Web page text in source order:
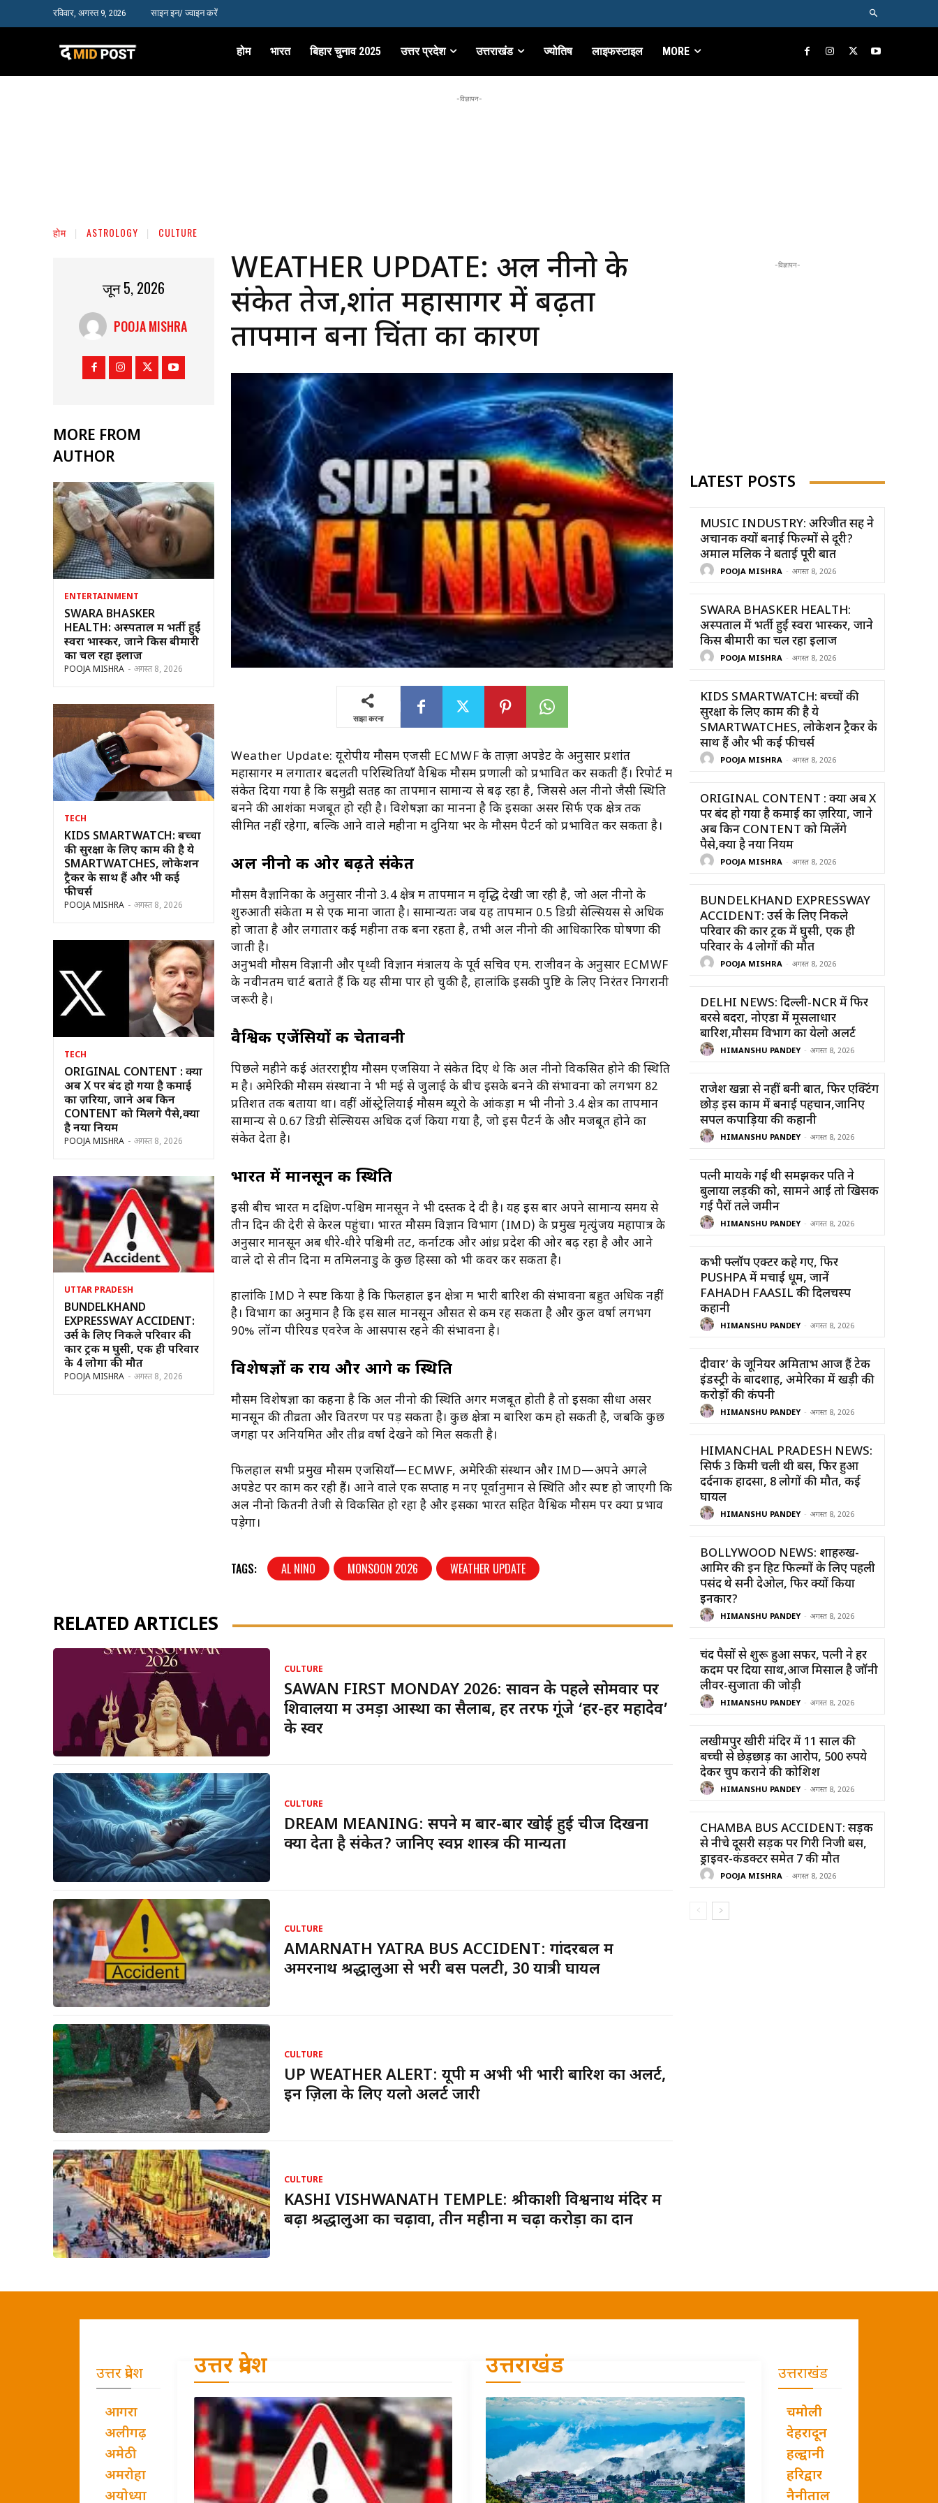
रविवार, अगस्त 9, 2026 साइन इन/ ज्वाइन करें
होम भारत बिहार चुनाव 2025 उत्तर प्रदेश उत्तराखंड ज्योतिष लाइफस्टाइल MORE
-विज्ञापन-
होम ASTROLOGY CULTURE
जून 5, 2026
POOJA MISHRA
MORE FROM
AUTHOR
ENTERTAINMENT
SWARA BHASKER
HEALTH: अस्पताल में भर्ती हुईं
स्वरा भास्कर, जाने किस बीमारी
का चल रहा इलाज
POOJA MISHRA - अगस्त 8, 2026
TECH
KIDS SMARTWATCH: बच्चों
की सुरक्षा के लिए काम की है ये
SMARTWATCHES, लोकेशन
ट्रैकर के साथ हैं और भी कई
फीचर्स
POOJA MISHRA - अगस्त 8, 2026
TECH
ORIGINAL CONTENT : क्या
अब X पर बंद हो गया है कमाई
का ज़रिया, जाने अब किन
CONTENT को मिलेंगे पैसे,क्या
है नया नियम
POOJA MISHRA - अगस्त 8, 2026
UTTAR PRADESH
BUNDELKHAND
EXPRESSWAY ACCIDENT:
उर्स के लिए निकले परिवार की
कार ट्रक में घुसी, एक ही परिवार
के 4 लोगों की मौत
POOJA MISHRA - अगस्त 8, 2026
WEATHER UPDATE: अल नीनो के
संकेत तेज,प्रशांत महासागर में बढ़ता
तापमान बना चिंता का कारण
साझा करना
Weather Update: यूरोपीय मौसम एजेंसी ECMWF के ताज़ा अपडेट के अनुसार प्रशांत
महासागर में लगातार बदलती परिस्थितियाँ वैश्विक मौसम प्रणाली को प्रभावित कर सकती हैं। रिपोर्ट में
संकेत दिया गया है कि समुद्री सतह का तापमान सामान्य से बढ़ रहा है, जिससे अल नीनो जैसी स्थिति
बनने की आशंका मजबूत हो रही है। विशेषज्ञों का मानना है कि इसका असर सिर्फ एक क्षेत्र तक
सीमित नहीं रहेगा, बल्कि आने वाले महीनों में दुनिया भर के मौसम पैटर्न को प्रभावित कर सकता है।
अल नीनो की ओर बढ़ते संकेत
मौसम वैज्ञानिकों के अनुसार नीनो 3.4 क्षेत्र में तापमान में वृद्धि देखी जा रही है, जो अल नीनो के
शुरुआती संकेतों में से एक माना जाता है। सामान्यतः जब यह तापमान 0.5 डिग्री सेल्सियस से अधिक
हो जाता है और लगातार कई महीनों तक बना रहता है, तभी अल नीनो की आधिकारिक घोषणा की
जाती है।
अनुभवी मौसम विज्ञानी और पृथ्वी विज्ञान मंत्रालय के पूर्व सचिव एम. राजीवन के अनुसार ECMWF
के नवीनतम चार्ट बताते हैं कि यह सीमा पार हो चुकी है, हालांकि इसकी पुष्टि के लिए निरंतर निगरानी
जरूरी है।
वैश्विक एजेंसियों की चेतावनी
पिछले महीने कई अंतरराष्ट्रीय मौसम एजेंसियों ने संकेत दिए थे कि अल नीनो विकसित होने की स्थिति
में है। अमेरिकी मौसम संस्थानों ने भी मई से जुलाई के बीच इसके बनने की संभावना को लगभग 82
प्रतिशत तक बताया था। वहीं ऑस्ट्रेलियाई मौसम ब्यूरो के आंकड़ों में भी नीनो 3.4 क्षेत्र का तापमान
सामान्य से 0.67 डिग्री सेल्सियस अधिक दर्ज किया गया है, जो इस पैटर्न के और मजबूत होने का
संकेत देता है।
भारत में मानसून की स्थिति
इसी बीच भारत में दक्षिण-पश्चिम मानसून ने भी दस्तक दे दी है। यह इस बार अपने सामान्य समय से
तीन दिन की देरी से केरल पहुंचा। भारत मौसम विज्ञान विभाग (IMD) के प्रमुख मृत्युंजय महापात्र के
अनुसार मानसून अब धीरे-धीरे पश्चिमी तट, कर्नाटक और आंध्र प्रदेश की ओर बढ़ रहा है और आने
वाले दो से तीन दिनों में तमिलनाडु के कुछ हिस्सों को भी कवर कर सकता है।
हालांकि IMD ने स्पष्ट किया है कि फिलहाल इन क्षेत्रों में भारी बारिश की संभावना बहुत अधिक नहीं
है। विभाग का अनुमान है कि इस साल मानसून औसत से कम रह सकता है और कुल वर्षा लगभग
90% लॉन्ग पीरियड एवरेज के आसपास रहने की संभावना है।
विशेषज्ञों की राय और आगे की स्थिति
मौसम विशेषज्ञों का कहना है कि अल नीनो की स्थिति अगर मजबूत होती है तो इसका सीधा असर
मानसून की तीव्रता और वितरण पर पड़ सकता है। कुछ क्षेत्रों में बारिश कम हो सकती है, जबकि कुछ
जगहों पर अनियमित और तीव्र वर्षा देखने को मिल सकती है।
फिलहाल सभी प्रमुख मौसम एजेंसियाँ—ECMWF, अमेरिकी संस्थान और IMD—अपने अगले
अपडेट पर काम कर रही हैं। आने वाले एक सप्ताह में नए पूर्वानुमान से स्थिति और स्पष्ट हो जाएगी कि
अल नीनो कितनी तेजी से विकसित हो रहा है और इसका भारत सहित वैश्विक मौसम पर क्या प्रभाव
पड़ेगा।
TAGS: AL NINO MONSOON 2026 WEATHER UPDATE
RELATED ARTICLES
CULTURE
SAWAN FIRST MONDAY 2026: सावन के पहले सोमवार पर
शिवालयों में उमड़ा आस्था का सैलाब, हर तरफ गूंजे ‘हर-हर महादेव’
के स्वर
CULTURE
DREAM MEANING: सपने में बार-बार खोई हुई चीज दिखना
क्या देता है संकेत? जानिए स्वप्न शास्त्र की मान्यता
CULTURE
AMARNATH YATRA BUS ACCIDENT: गांदरबल में
अमरनाथ श्रद्धालुओं से भरी बस पलटी, 30 यात्री घायल
CULTURE
UP WEATHER ALERT: यूपी में अभी भी भारी बारिश का अलर्ट,
इन ज़िलों के लिए यलो अलर्ट जारी
CULTURE
KASHI VISHWANATH TEMPLE: श्रीकाशी विश्वनाथ मंदिर में
बढ़ा श्रद्धालुओं का चढ़ावा, तीन महीनों में चढ़ा करोड़ों का दान
-विज्ञापन-
LATEST POSTS
MUSIC INDUSTRY: अरिजीत सिंह ने
अचानक क्यों बनाई फिल्मों से दूरी?
अमाल मलिक ने बताई पूरी बात
POOJA MISHRA - अगस्त 8, 2026
SWARA BHASKER HEALTH:
अस्पताल में भर्ती हुईं स्वरा भास्कर, जाने
किस बीमारी का चल रहा इलाज
POOJA MISHRA - अगस्त 8, 2026
KIDS SMARTWATCH: बच्चों की
सुरक्षा के लिए काम की है ये
SMARTWATCHES, लोकेशन ट्रैकर के
साथ हैं और भी कई फीचर्स
POOJA MISHRA - अगस्त 8, 2026
ORIGINAL CONTENT : क्या अब X
पर बंद हो गया है कमाई का ज़रिया, जाने
अब किन CONTENT को मिलेंगे
पैसे,क्या है नया नियम
POOJA MISHRA - अगस्त 8, 2026
BUNDELKHAND EXPRESSWAY
ACCIDENT: उर्स के लिए निकले
परिवार की कार ट्रक में घुसी, एक ही
परिवार के 4 लोगों की मौत
POOJA MISHRA - अगस्त 8, 2026
DELHI NEWS: दिल्ली-NCR में फिर
बरसे बदरा, नोएडा में मूसलाधार
बारिश,मौसम विभाग का येलो अलर्ट
HIMANSHU PANDEY - अगस्त 8, 2026
राजेश खन्ना से नहीं बनी बात, फिर एक्टिंग
छोड़ इस काम में बनाई पहचान,जानिए
सिंपल कपाड़िया की कहानी
HIMANSHU PANDEY - अगस्त 8, 2026
पत्नी मायके गई थी समझकर पति ने
बुलाया लड़की को, सामने आई तो खिसक
गई पैरों तले जमीन
HIMANSHU PANDEY - अगस्त 8, 2026
कभी फ्लॉप एक्टर कहे गए, फिर
PUSHPA में मचाई धूम, जानें
FAHADH FAASIL की दिलचस्प
कहानी
HIMANSHU PANDEY - अगस्त 8, 2026
दीवार’ के जूनियर अमिताभ आज हैं टेक
इंडस्ट्री के बादशाह, अमेरिका में खड़ी की
करोड़ों की कंपनी
HIMANSHU PANDEY - अगस्त 8, 2026
HIMANCHAL PRADESH NEWS:
सिर्फ 3 किमी चली थी बस, फिर हुआ
दर्दनाक हादसा, 8 लोगों की मौत, कई
घायल
HIMANSHU PANDEY - अगस्त 8, 2026
BOLLYWOOD NEWS: शाहरुख-
आमिर की इन हिट फिल्मों के लिए पहली
पसंद थे सनी देओल, फिर क्यों किया
इनकार?
HIMANSHU PANDEY - अगस्त 8, 2026
चंद पैसों से शुरू हुआ सफर, पत्नी ने हर
कदम पर दिया साथ,आज मिसाल है जॉनी
लीवर-सुजाता की जोड़ी
HIMANSHU PANDEY - अगस्त 8, 2026
लखीमपुर खीरी मंदिर में 11 साल की
बच्ची से छेड़छाड़ का आरोप, 500 रुपये
देकर चुप कराने की कोशिश
HIMANSHU PANDEY - अगस्त 8, 2026
CHAMBA BUS ACCIDENT: सड़क
से नीचे दूसरी सड़क पर गिरी निजी बस,
ड्राइवर-कंडक्टर समेत 7 की मौत
POOJA MISHRA - अगस्त 8, 2026
उत्तर प्रदेश
आगरा
अलीगढ़
अमेठी
अमरोहा
अयोध्या
उत्तर प्रदेश उत्तराखंड उत्तराखंड
चमोली
देहरादून
हल्द्वानी
हरिद्वार
नैनीताल